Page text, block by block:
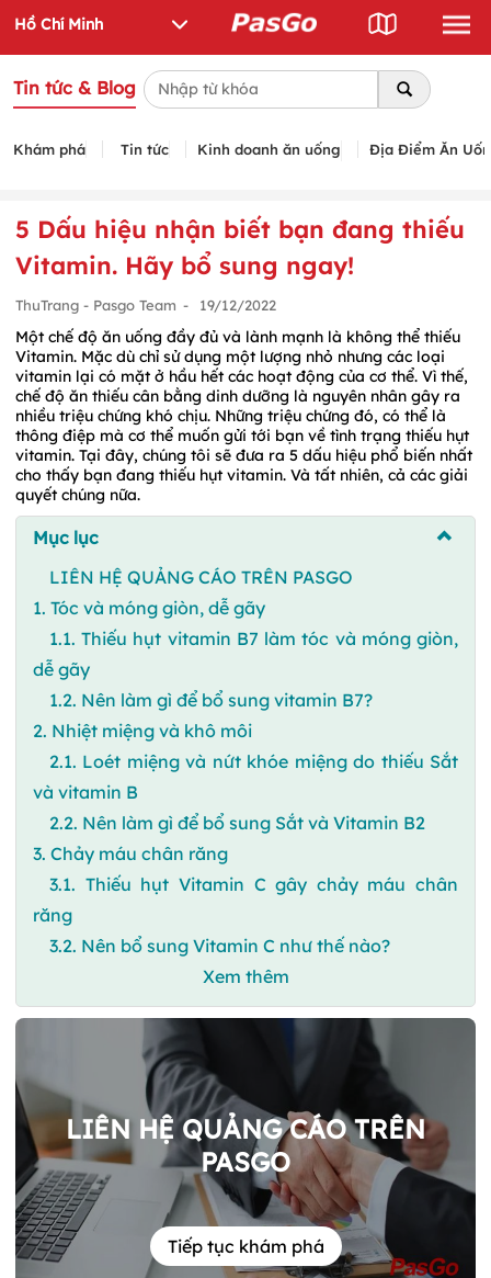
Tin tức & Blog
Khám phá Tin tức Kinh doanh ăn uống Địa Điểm Ăn
5 Dấu hiệu nhận biết bạn đang thiếu
Vitamin. Hãy bổ sung ngay!
ThuTrang - Pasgo Team - 19/12/2022
Một chế độ ăn uống đầy đủ và lành mạnh là không thể thiếu
Vitamin. Mặc dù chỉ sử dụng một lượng nhỏ nhưng các loại
vitamin lại có mặt ở hầu hết các hoạt động của cơ thể. Vì thế,
chế độ ăn thiếu cân bằng dinh dưỡng là nguyên nhân gây ra
nhiều triệu chứng khó chịu. Những triệu chứng đó, có thể là
thông điệp mà cơ thể muốn gửi tới bạn về tình trạng thiếu hụt
vitamin. Tại đây, chúng tôi sẽ đưa ra 5 dấu hiệu phổ biến nhất
cho thấy bạn đang thiếu hụt vitamin. Và tất nhiên, cả các giải
quyết chúng nữa.
Mục lục
LIÊN HỆ QUẢNG CÁO TRÊN PASGO
1. Tóc và móng giòn, dễ gãy
1.1. Thiếu hụt vitamin B7 làm tóc và móng giòn,
dễ gãy
1.2. Nên làm gì để bổ sung vitamin B7?
2. Nhiệt miệng và khô môi
2.1. Loét miệng và nứt khóe miệng do thiếu Sắt
và vitamin B
2.2. Nên làm gì để bổ sung Sắt và Vitamin B2
3. Chảy máu chân răng
3.1. Thiếu hụt Vitamin C gây chảy máu chân
răng
3.2. Nên bổ sung Vitamin C như thế nào?
Xem thêm
LIÊN HỆ QUẢNG CÁO TRÊN
PASGO
Tiếp tục khám phá